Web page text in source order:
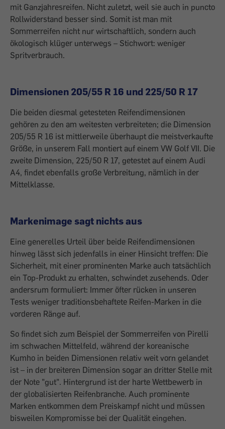
mit Ganzjahresreifen. Nicht zuletzt, weil sie auch in puncto
Rollwiderstand besser sind. Somit ist man mit
Sommerreifen nicht nur wirtschaftlich, sondern auch
ökologisch klüger unterwegs – Stichwort: weniger
Spritverbrauch.
Dimensionen 205/55 R 16 und 225/50 R 17
Die beiden diesmal getesteten Reifendimensionen
gehören zu den am weitesten verbreiteten; die Dimension
205/55 R 16 ist mittlerweile überhaupt die meistverkaufte
Größe, in unserem Fall montiert auf einem VW Golf VII. Die
zweite Dimension, 225/50 R 17, getestet auf einem Audi
A4, findet ebenfalls große Verbreitung, nämlich in der
Mittelklasse.
Markenimage sagt nichts aus
Eine generelles Urteil über beide Reifen­dimensionen
hinweg lässt sich jedenfalls in einer Hinsicht treffen: Die
Sicherheit, mit einer prominenten Marke auch tatsächlich
ein Top-Produkt zu erhalten, schwindet ­zusehends. Oder
andersrum formuliert: ­Immer öfter rücken in unseren
Tests weniger traditions­behaftete Reifen-Marken in die
vorderen Ränge auf.
So findet sich zum Beispiel der Sommerreifen von Pirelli
im schwachen Mittelfeld, während der ­koreanische
Kumho in beiden ­Dimensionen relativ weit vorn gelandet
ist – in der breiteren Dimension sogar an dritter Stelle mit
der Note "gut". Hintergrund ist der harte Wettbewerb in
der globali­sierten Reifenbranche. Auch prominente
Marken entkommen dem Preiskampf nicht und müssen
bisweilen Kompromisse bei der Qualität eingehen.